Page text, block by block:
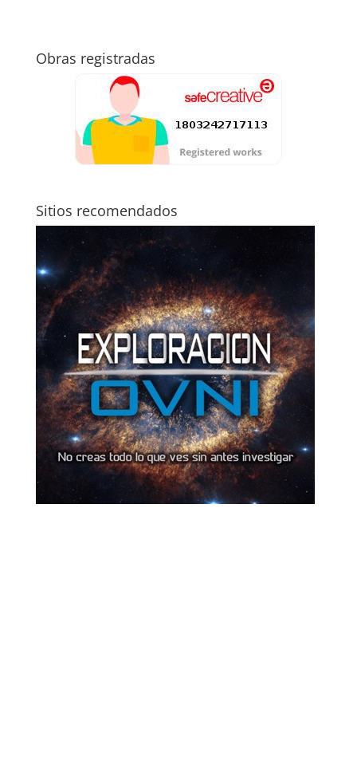
Obras registradas
Sitios recomendados